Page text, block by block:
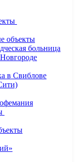
объекты
больница
в Свиблове